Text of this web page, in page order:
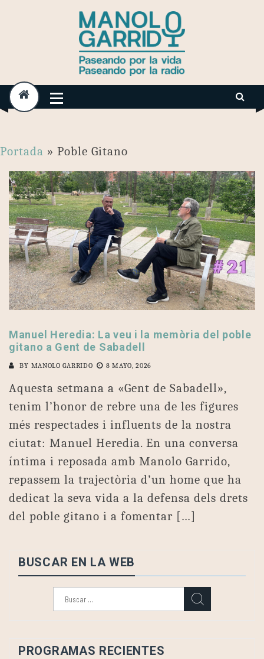
Portada » Poble Gitano
Manuel Heredia: La veu i la memòria del poble
gitano a Gent de Sabadell
BY MANOLO GARRIDO 8 MAYO, 2026
Aquesta setmana a «Gent de Sabadell»,
tenim l’honor de rebre una de les figures
més respectades i influents de la nostra
ciutat: Manuel Heredia. En una conversa
íntima i reposada amb Manolo Garrido,
repassem la trajectòria d’un home que ha
dedicat la seva vida a la defensa dels drets
del poble gitano i a fomentar […]
BUSCAR EN LA WEB
PROGRAMAS RECIENTES